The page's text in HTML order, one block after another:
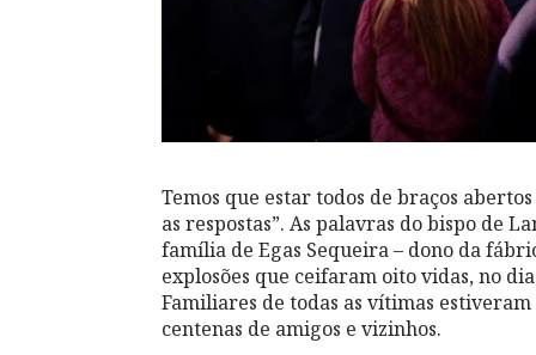
Temos que estar todos de braços
as respostas”. As palavras do bispo de
família de Egas Sequeira – dono da
explosões que ceifaram oito vidas, no
Familiares de todas as vítimas
centenas de amigos e vizinhos.